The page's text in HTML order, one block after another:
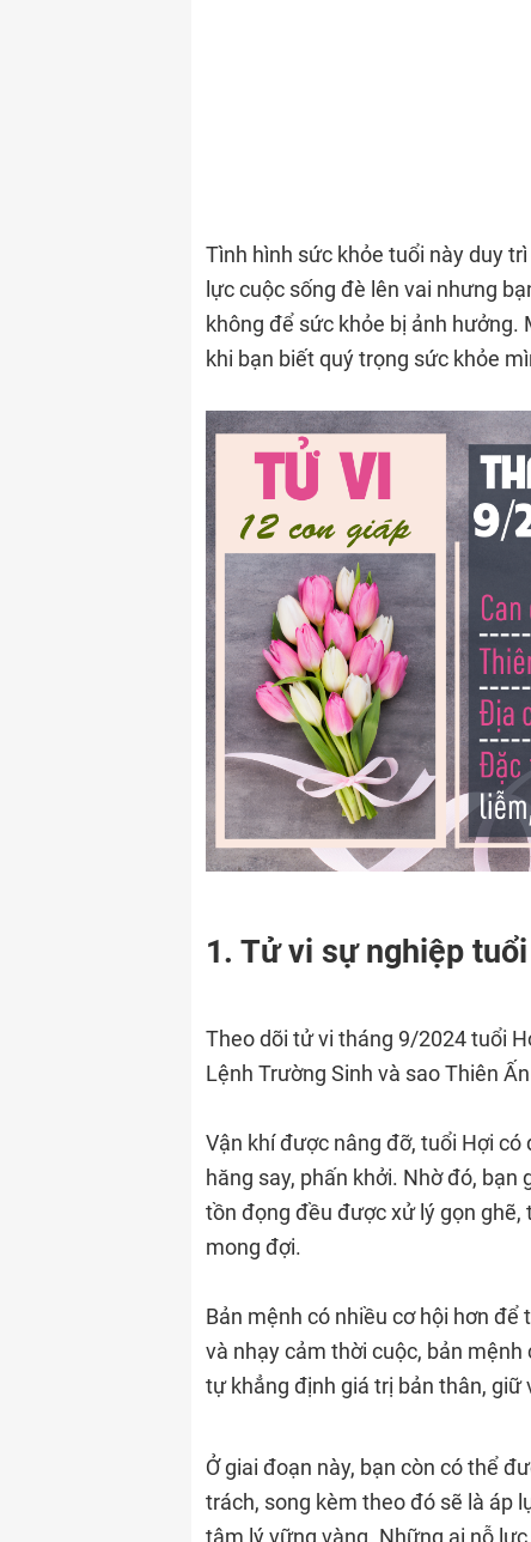
Tình hình sức khỏe tuổi này duy
lực cuộc sống đè lên vai nhưng
không để sức khỏe bị ảnh
khi bạn biết quý trọng sức khỏe
1. Tử vi sự nghiệp
Theo dõi tử vi tháng 9/2024 tuổi
Lệnh Trường Sinh và sao Thiên
Vận khí được nâng đỡ, tuổi Hợi
hăng say, phấn khởi. Nhờ đó,
tồn đọng đều được xử lý gọn
mong đợi.
Bản mệnh có nhiều cơ hội hơn
và nhạy cảm thời cuộc, bản
tự khẳng định giá trị bản thân,
Ở giai đoạn này, bạn còn có thể
trách, song kèm theo đó sẽ là áp
tâm lý vững vàng. Những ai nỗ